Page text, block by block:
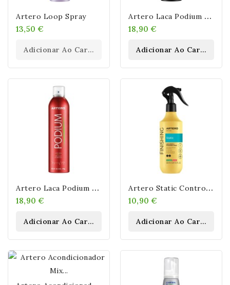
Artero Loop Spray
13,50 €
Adicionar Ao Carrinho
A
Rtero Laca Podium Strong Hold 285gr
18,90 €
Adicionar Ao Carrinho
A
Rtero Laca Podium Dry Hold 298gr
18,90 €
Adicionar Ao Carrinho
A
Rtero Static Control 300ml
10,90 €
Adicionar Ao Carrinho